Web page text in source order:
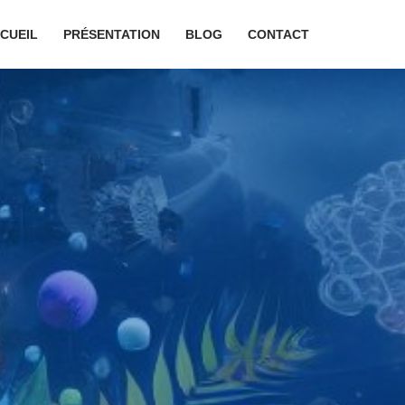
PRÉSENTATION BLOG CONTACT